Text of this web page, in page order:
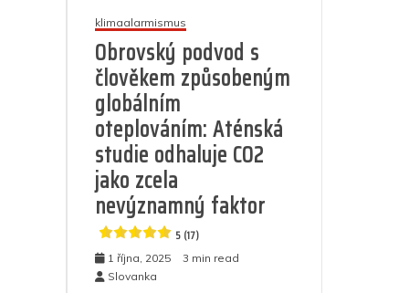
klimaalarmismus
Obrovský podvod s
člověkem způsobeným
globálním
oteplováním: Aténská
studie odhaluje CO2
jako zcela
nevýznamný faktor
5 (17)
1 října, 2025
3 min read
Slovanka